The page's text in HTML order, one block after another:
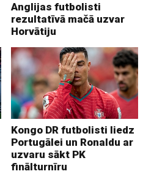
Anglijas futbolisti
rezultatīvā mačā uzvar
Horvātiju
Kongo DR futbolisti liedz
Portugālei un Ronaldu ar
uzvaru sākt PK
finālturnīru